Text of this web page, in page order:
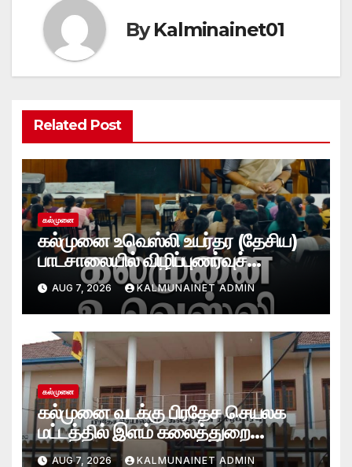
ByKalminainet01
Related Post
கல்முனை
கல்முனை உவெஸ்லி உயர்தர (தேசிய)
பாடசாலையில் விழிப்புணர்வுச்
செயலமர்வு
AUG 7, 2026 KALMUNAINET ADMIN
கல்முனை
கல்முனை வடக்கு பிரதேச செயலக
மட்டத்தில் இளம் கலைத்துறை
சாதனையாளர்களை உருவாக்கும்
AUG 7, 2026 KALMUNAINET ADMIN